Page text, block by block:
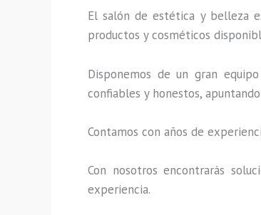
El salón de estética y belleza
productos y cosméticos
Disponemos de un gran
confiables y honestos,
Contamos con años de
Con nosotros encontrarás
experiencia.